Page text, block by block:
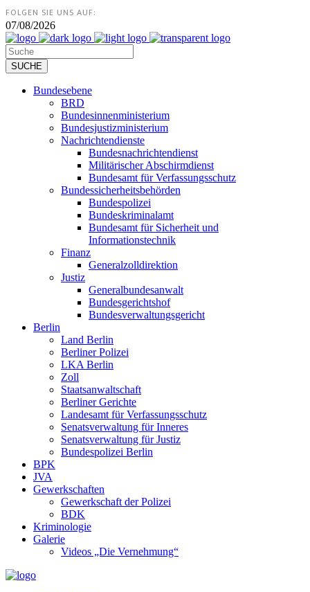
FOLGEN SIE UNS AUF:
07/08/2026
Bundesebene
BRD
Bundesinnenministerium
Bundesjustizministerium
Nachrichtendienste
Bundesnachrichtendienst
Militärischer Abschirmdienst
Bundesamt für Verfassungsschutz
Bundessicherheitsbehörden
Bundespolizei
Bundeskriminalamt
Bundesamt für Sicherheit und
Informationstechnik
Finanz
Generalzolldirektion
Justiz
Generalbundesanwalt
Bundesgerichtshof
Bundesverwaltungsgericht
Berlin
Land Berlin
Berliner Polizei
LKA Berlin
Zoll
Staatsanwaltschaft
Berliner Gerichte
Landesamt für Verfassungsschutz
Senatsverwaltung für Inneres
Senatsverwaltung für Justiz
Bundespolizei Berlin
BPK
JVA
Gewerkschaften
Gewerkschaft der Polizei
BDK
Kriminologie
Galerie
Videos „Die Vernehmung“